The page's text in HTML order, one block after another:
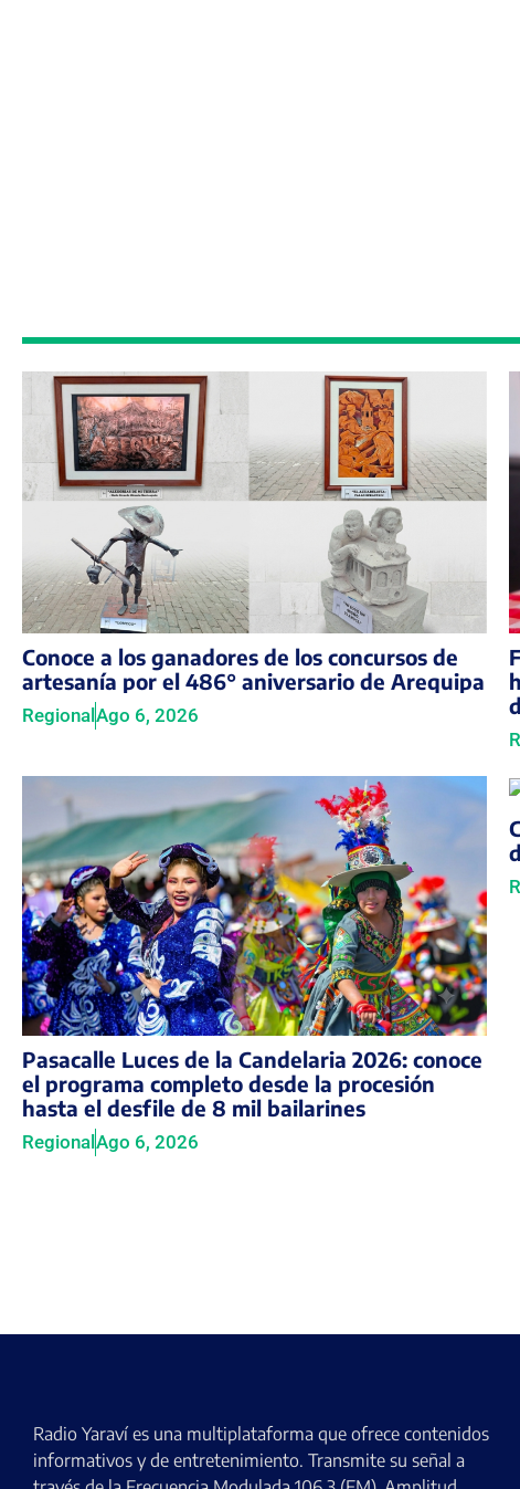
Conoce a los ganadores de los concursos de
artesanía por el 486° aniversario de Arequipa
RegionalAgo 6, 2026
Pasacalle Luces de la Candelaria 2026: conoce
el programa completo desde la procesión
hasta el desfile de 8 mil bailarines
RegionalAgo 6, 2026
Radio Yaraví es una multiplataforma que ofrece contenidos
informativos y de entretenimiento. Transmite su señal a